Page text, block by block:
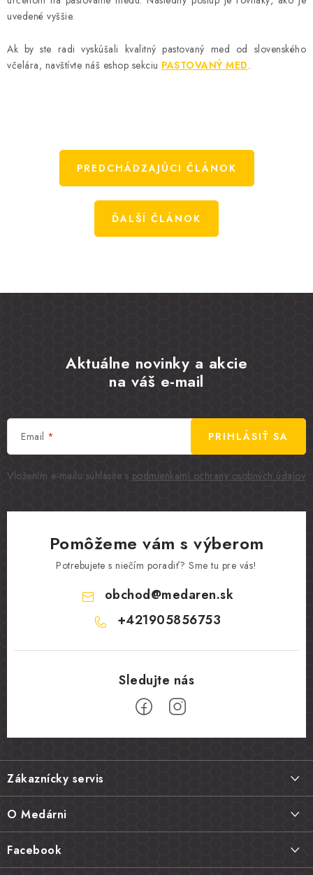
uvedené vyššie.
Ak by ste radi vyskúšali kvalitný pastovaný med od slovenského
včelára, navštívte náš eshop sekciu PASTOVANÝ MED.
PREDCHÁDZAJÚCI ČLÁNOK
ĎALŠÍ ČLÁNOK
Aktuálne novinky a akcie
na váš e-mail
Email
Vložením e-mailu súhlasíte s podmienkami ochrany osobných údajov
PRIHLÁSIŤ SA
Pomôžeme vám s výberom
Potrebujete s niečím poradiť? Sme tu pre vás!
obchod@medaren.sk
+421905856753
Z
á
p
ä
e
Zákaznícky servis
Vrátenie tovaru, výmena a reklamácie
Najčastejšie otázky FAQ
O Medárni
Náš príbeh
Facebook